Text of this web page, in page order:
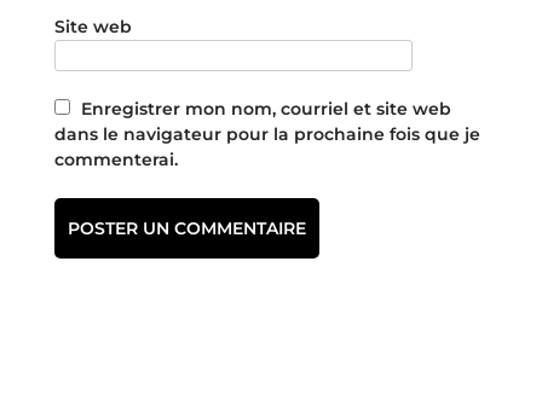
Site web
Enregistrer mon nom, courriel et site web
dans le navigateur pour la prochaine fois que je
commenterai.